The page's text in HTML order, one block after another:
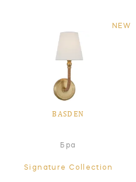
NEW
BASDEN
Бра
Signature Collection